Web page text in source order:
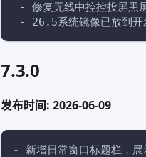
- 修复无线中控控投屏黑
- 26.5系统镜像已放到开
7.3.0
发布时间: 2026-06-09
- 新增日常窗口标题栏，展